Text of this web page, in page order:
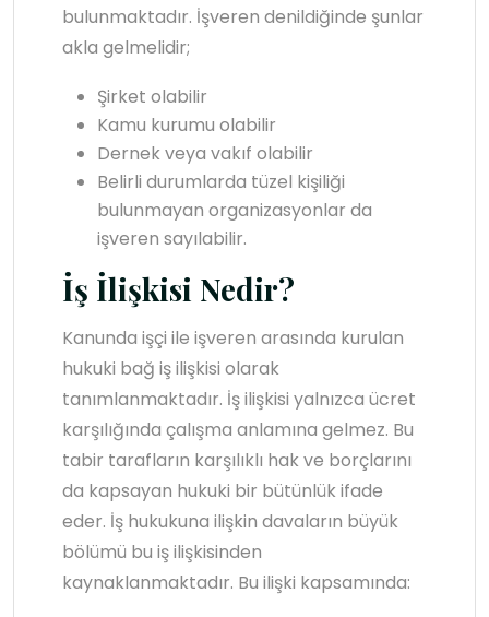
bulunmaktadır. İşveren denildiğinde şunlar
akla gelmelidir;
Şirket olabilir
Kamu kurumu olabilir
Dernek veya vakıf olabilir
Belirli durumlarda tüzel kişiliği
bulunmayan organizasyonlar da
işveren sayılabilir.
İş İlişkisi Nedir?
Kanunda işçi ile işveren arasında kurulan
hukuki bağ iş ilişkisi olarak
tanımlanmaktadır. İş ilişkisi yalnızca ücret
karşılığında çalışma anlamına gelmez. Bu
tabir tarafların karşılıklı hak ve borçlarını
da kapsayan hukuki bir bütünlük ifade
eder. İş hukukuna ilişkin davaların büyük
bölümü bu iş ilişkisinden
kaynaklanmaktadır. Bu ilişki kapsamında: